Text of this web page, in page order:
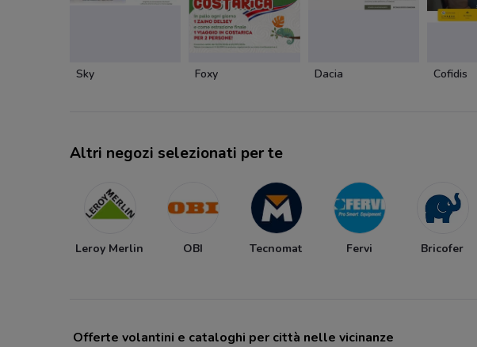
Sky Foxy Dacia Cofidis
Altri negozi selezionati per te
Leroy Merlin OBI Tecnomat Fervi Bricofer
Offerte volantini e cataloghi per città nelle vicinanze